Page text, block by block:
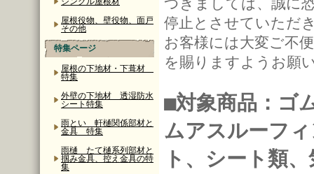
屋根役物、壁役物、面戸
その他
特集ページ
屋根の下地材・下葺材
特集
外壁の下地材 透湿防水
シート特集
雨とい 軒樋関係部材と
金具 特集
雨樋 たて樋系列部材と
掴み金具、控え金具の特
集
停止とさせていただ
お客様には大変ご不
を賜りますようお願
■対象商品：ゴ
ムアスルーフ
ト、シート類